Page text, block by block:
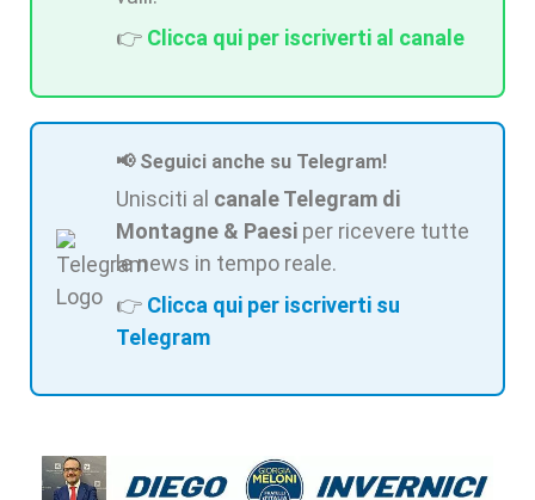
👉 Clicca qui per iscriverti al canale
📢 Seguici anche su Telegram!
Unisciti al canale Telegram di
Montagne & Paesi per ricevere tutte
le news in tempo reale.
👉 Clicca qui per iscriverti su
Telegram